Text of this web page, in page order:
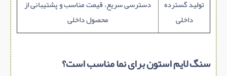
تولید گسترده
داخلی
دسترسی سریع، قیمت مناسب و پشتیبانی از
محصول داخلی
سنگ لایم استون برای نما مناسب است؟